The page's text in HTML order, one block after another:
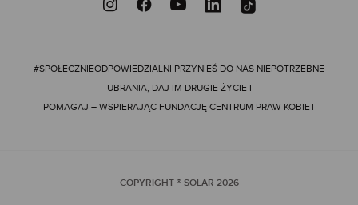
#SPOŁECZNIEODPOWIEDZIALNI PRZYNIEŚ DO NAS NIEPOTRZEBNE
UBRANIA, DAJ IM DRUGIE ŻYCIE I
POMAGAJ – WSPIERAJĄC FUNDACJĘ CENTRUM PRAW KOBIET
COPYRIGHT ® SOLAR 2026